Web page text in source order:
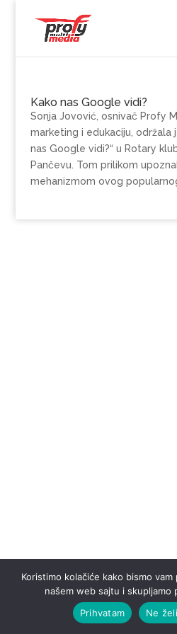
Kako nas Google vidi?
Sonja Jovović, osnivač Profy
marketing i edukaciju, održala
nas Google vidi?“ u Rotary
Pančevu. Tom prilikom
mehanizmom ovog
Koristimo kolačiće kako bismo
našem web sajtu i skupljamo
Prihvatam
Ne